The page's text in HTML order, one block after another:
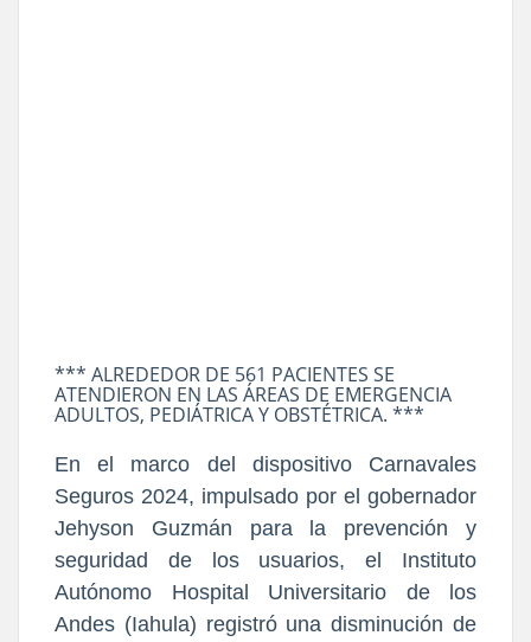
*** ALREDEDOR DE 561 PACIENTES SE
ATENDIERON EN LAS ÁREAS DE EMERGENCIA
ADULTOS, PEDIÁTRICA Y OBSTÉTRICA. ***
En el marco del dispositivo Carnavales
Seguros 2024, impulsado por el gobernador
Jehyson Guzmán para la prevención y
seguridad de los usuarios, el Instituto
Autónomo Hospital Universitario de los
Andes (Iahula) registró una disminución de